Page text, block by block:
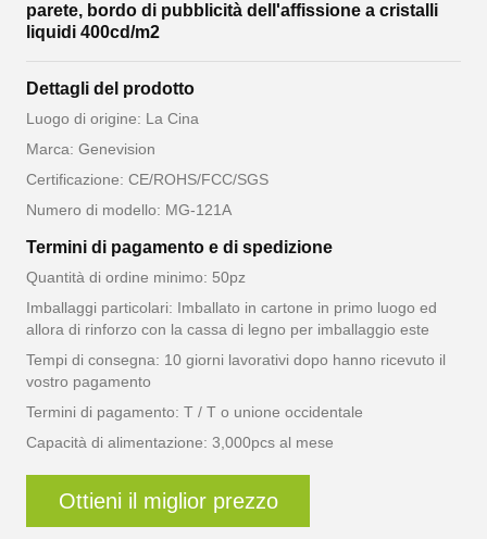
parete, bordo di pubblicità dell'affissione a cristalli
liquidi 400cd/m2
Dettagli del prodotto
Luogo di origine: La Cina
Marca: Genevision
Certificazione: CE/ROHS/FCC/SGS
Numero di modello: MG-121A
Termini di pagamento e di spedizione
Quantità di ordine minimo: 50pz
Imballaggi particolari: Imballato in cartone in primo luogo ed
allora di rinforzo con la cassa di legno per imballaggio este
Tempi di consegna: 10 giorni lavorativi dopo hanno ricevuto il
vostro pagamento
Termini di pagamento: T / T o unione occidentale
Capacità di alimentazione: 3,000pcs al mese
Ottieni il miglior prezzo